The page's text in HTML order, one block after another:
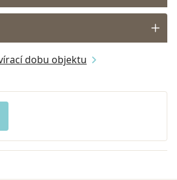
dobu objektu